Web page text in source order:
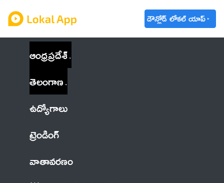
డౌన్లోడ్ లోకల్ యాప్
ఆంధ్రప్రదేశ్
తెలంగాణ
ఉద్యోగాలు
ట్రెండింగ్
వాతావరణం